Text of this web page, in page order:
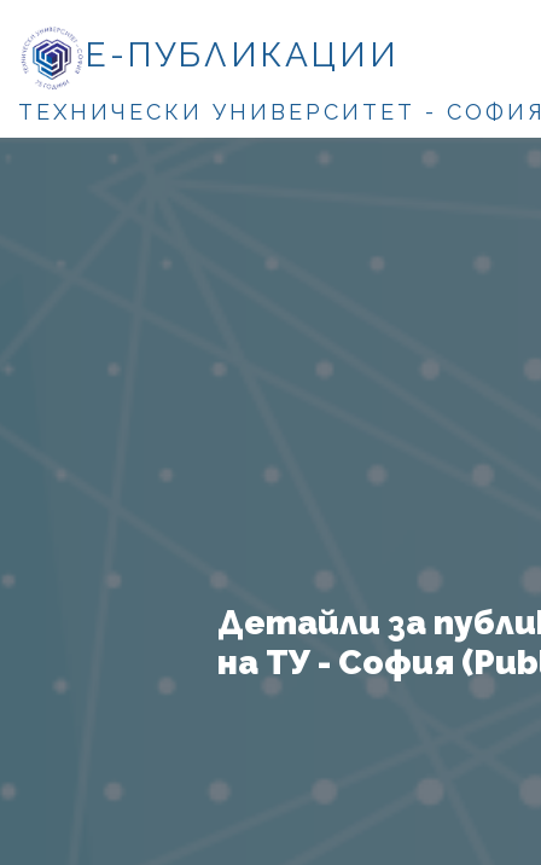
Е-ПУБЛИКАЦИИ
ТЕХНИЧЕСКИ УНИВЕРСИТЕТ -
Детайли за
на ТУ - София